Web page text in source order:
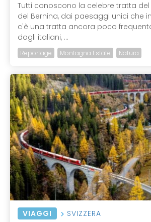
Tutti conoscono la celebre tratta del
del Bernina, dai paesaggi unici che
c'è una tratta ancora poco
dagli italiani, ...
Reportage Montagna Estate Natura
VIAGGI SVIZZERA